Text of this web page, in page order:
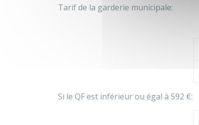
Tarif de la garderie municipale:
Si le QF est inférieur ou égal à 592 €: